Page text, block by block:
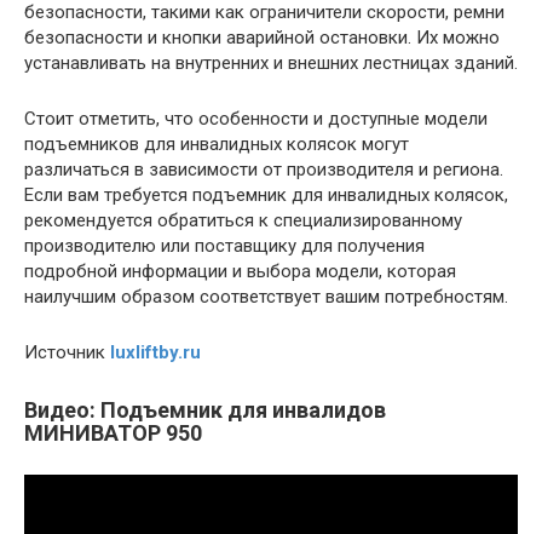
безопасности, такими как ограничители скорости, ремни
безопасности и кнопки аварийной остановки. Их можно
устанавливать на внутренних и внешних лестницах зданий.
Стоит отметить, что особенности и доступные модели
подъемников для инвалидных колясок могут
различаться в зависимости от производителя и региона.
Если вам требуется подъемник для инвалидных колясок,
рекомендуется обратиться к специализированному
производителю или поставщику для получения
подробной информации и выбора модели, которая
наилучшим образом соответствует вашим потребностям.
Источник luxliftby.ru
Видео: Подъемник для инвалидов
МИНИВАТОР 950